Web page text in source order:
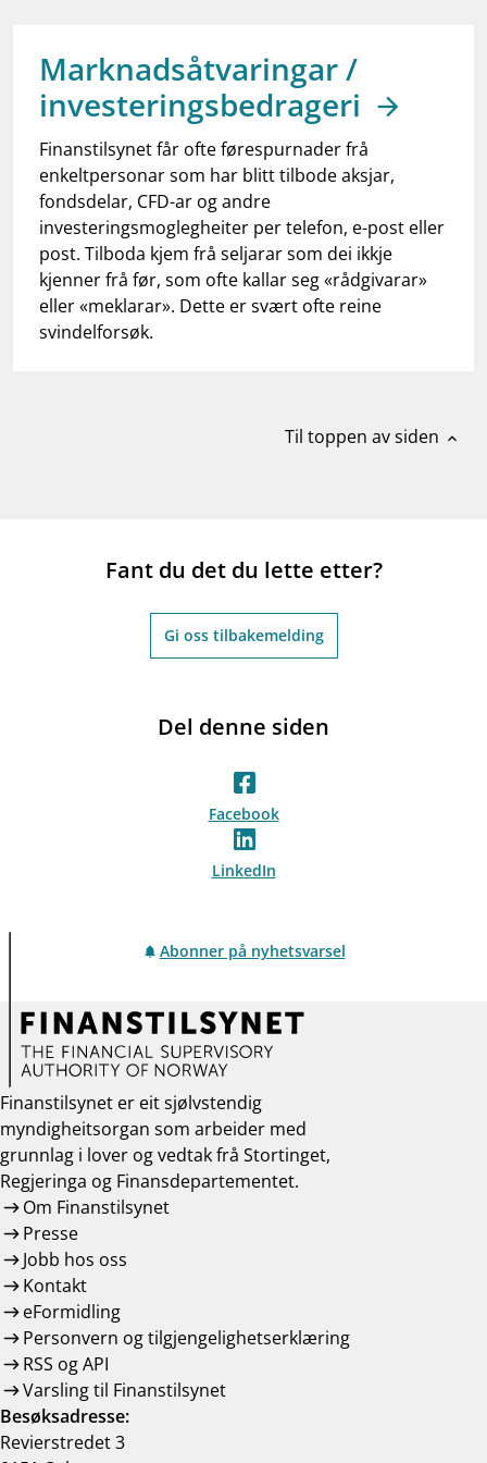
dashboardInformasjon for investorer
notifications_noneAbonner på nyhetsvarsel
Marknadsåtvaringar /
investeringsbedrageri
Finanstilsynet får ofte førespurnader frå
enkeltpersonar som har blitt tilbode aksjar,
fondsdelar, CFD-ar og andre
investeringsmoglegheiter per telefon, e-post eller
post. Tilboda kjem frå seljarar som dei ikkje
kjenner frå før, som ofte kallar seg «rådgivarar»
eller «meklarar». Dette er svært ofte reine
svindelforsøk.
Til toppen av siden expand_less
Fant du det du lette etter?
Gi oss tilbakemelding
Del denne siden
Facebook
LinkedIn
Abonner på nyhetsvarsel
Finanstilsynet er eit sjølvstendig
myndigheitsorgan som arbeider med
grunnlag i lover og vedtak frå Stortinget,
Regjeringa og Finansdepartementet.
Om Finanstilsynet
Presse
Jobb hos oss
Kontakt
eFormidling
Personvern og tilgjengelighetserklæring
RSS og API
Varsling til Finanstilsynet
Besøksadresse:
Revierstredet 3